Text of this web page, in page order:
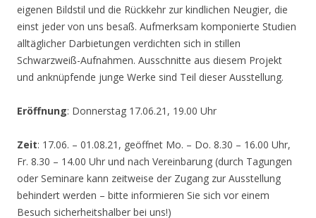
eigenen Bildstil und die Rückkehr zur kindlichen Neugier, die
einst jeder von uns besaß. Aufmerksam komponierte Studien
alltäglicher Darbietungen verdichten sich in stillen
Schwarzweiß-Aufnahmen. Ausschnitte aus diesem Projekt
und anknüpfende junge Werke sind Teil dieser Ausstellung.
Eröffnung: Donnerstag 17.06.21, 19.00 Uhr
Zeit: 17.06. – 01.08.21, geöffnet Mo. – Do. 8.30 – 16.00 Uhr,
Fr. 8.30 – 14.00 Uhr und nach Vereinbarung (durch Tagungen
oder Seminare kann zeitweise der Zugang zur Ausstellung
behindert werden – bitte informieren Sie sich vor einem
Besuch sicherheitshalber bei uns!)